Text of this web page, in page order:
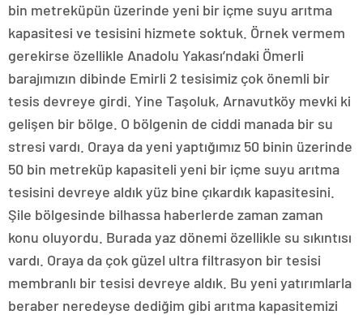
bin metreküpün üzerinde yeni bir içme suyu arıtma
kapasitesi ve tesisini hizmete soktuk. Örnek vermem
gerekirse özellikle Anadolu Yakası’ndaki Ömerli
barajımızın dibinde Emirli 2 tesisimiz çok önemli bir
tesis devreye girdi. Yine Taşoluk, Arnavutköy mevki ki
gelişen bir bölge. O bölgenin de ciddi manada bir su
stresi vardı. Oraya da yeni yaptığımız 50 binin üzerinde
50 bin metreküp kapasiteli yeni bir içme suyu arıtma
tesisini devreye aldık yüz bine çıkardık kapasitesini.
Şile bölgesinde bilhassa haberlerde zaman zaman
konu oluyordu. Burada yaz dönemi özellikle su sıkıntısı
vardı. Oraya da çok güzel ultra filtrasyon bir tesisi
membranlı bir tesisi devreye aldık. Bu yeni yatırımlarla
beraber neredeyse dediğim gibi arıtma kapasitemizi